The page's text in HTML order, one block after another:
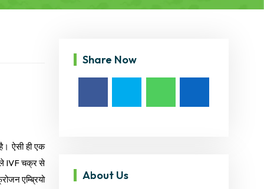
ऐसी ही एक
IVF चक्र से
एम्ब्रियो
Share Now
About Us